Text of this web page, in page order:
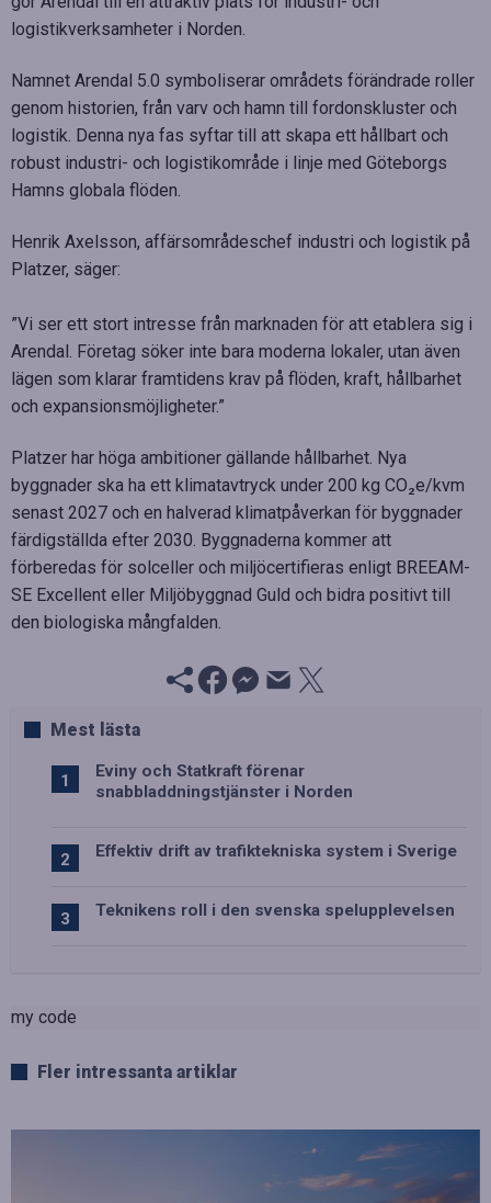
logistikverksamheter i Norden.
Namnet Arendal 5.0 symboliserar områdets förändrade roller
genom historien, från varv och hamn till fordonskluster och
logistik. Denna nya fas syftar till att skapa ett hållbart och
robust industri- och logistikområde i linje med Göteborgs
Hamns globala flöden.
Henrik Axelsson, affärsområdeschef industri och logistik på
Platzer, säger:
”Vi ser ett stort intresse från marknaden för att etablera sig i
Arendal. Företag söker inte bara moderna lokaler, utan även
lägen som klarar framtidens krav på flöden, kraft, hållbarhet
och expansionsmöjligheter.”
Platzer har höga ambitioner gällande hållbarhet. Nya
byggnader ska ha ett klimatavtryck under 200 kg CO₂e/kvm
senast 2027 och en halverad klimatpåverkan för byggnader
färdigställda efter 2030. Byggnaderna kommer att
förberedas för solceller och miljöcertifieras enligt BREEAM-
SE Excellent eller Miljöbyggnad Guld och bidra positivt till
den biologiska mångfalden.
Mest lästa
Eviny och Statkraft förenar
snabbladdningstjänster i Norden
Effektiv drift av trafiktekniska system i Sverige
Teknikens roll i den svenska spelupplevelsen
my code
Fler intressanta artiklar